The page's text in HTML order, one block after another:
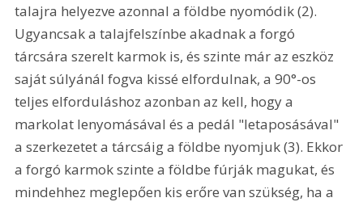
talajra helyezve azonnal a földbe nyomódik (2).
Ugyancsak a talajfelszínbe akadnak a forgó
tárcsára szerelt karmok is, és szinte már az eszköz
saját súlyánál fogva kissé elfordulnak, a 90°-os
teljes elforduláshoz azonban az kell, hogy a
markolat lenyomásával és a pedál "letaposásával"
a szerkezetet a tárcsáig a földbe nyomjuk (3). Ekkor
a forgó karmok szinte a földbe fúrják magukat, és
mindehhez meglepően kis erőre van szükség, ha a